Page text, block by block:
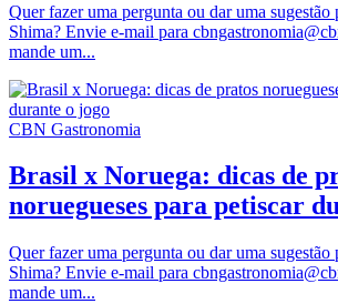
Quer fazer uma pergunta ou dar uma sugestão
Shima? Envie e-mail para
mande um...
CBN Gastronomia
Brasil x Noruega: dicas de
noruegueses para petiscar
Quer fazer uma pergunta ou dar uma sugestão
Shima? Envie e-mail para
mande um...